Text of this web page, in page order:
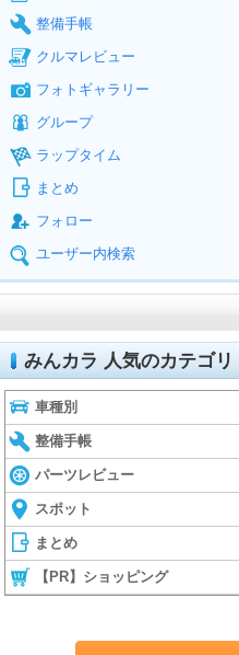
整備手帳
クルマレビュー
フォトギャラリー
グループ
ラップタイム
まとめ
フォロー
ユーザー内検索
みんカラ 人気のカテゴリ
車種別
整備手帳
パーツレビュー
スポット
まとめ
【PR】ショッピング